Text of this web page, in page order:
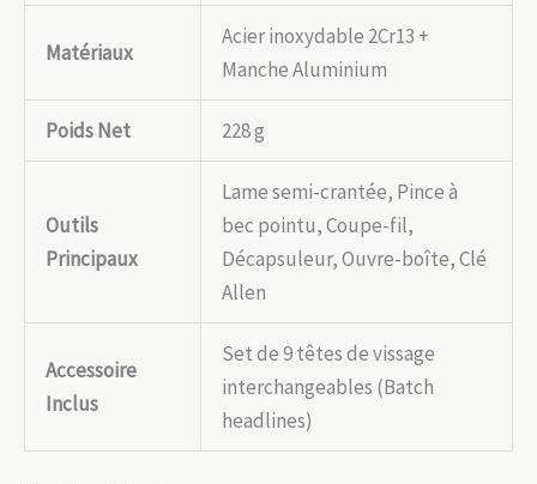
Matériaux
Acier inoxydable 2Cr13 +
Manche Aluminium
Poids Net 228 g
Outils
Principaux
Lame semi-crantée, Pince à
bec pointu, Coupe-fil,
Décapsuleur, Ouvre-boîte, Clé
Allen
Accessoire
Inclus
Set de 9 têtes de vissage
interchangeables (Batch
headlines)